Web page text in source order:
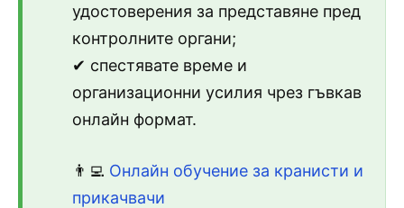
удостоверения за представяне пред
контролните органи;
✔ спестявате време и
организационни усилия чрез гъвкав
онлайн формат.
👨‍💻 Онлайн обучение за кранисти и
прикачвачи